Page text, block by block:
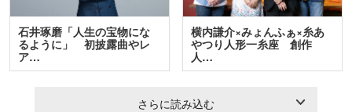
石井琢磨「人生の宝物にな
るように」 初披露曲やレ
ア…
横内謙介×みょんふぁ×糸あ
やつり人形一糸座 創作
人…
さらに読み込む